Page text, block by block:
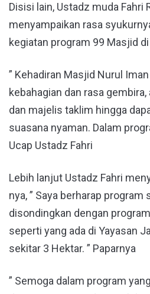
Disisi lain, Ustadz muda Fahri
menyampaikan rasa
kegiatan program 99 Masjid di
” Kehadiran Masjid Nurul
kebahagian dan rasa
dan majelis taklim hingga
suasana nyaman. Dalam
Ucap Ustadz Fahri
Lebih lanjut Ustadz Fahri
nya, ” Saya berharap
disondingkan dengan
seperti yang ada di Yayasan
sekitar 3 Hektar. ” Paparnya
” Semoga dalam program